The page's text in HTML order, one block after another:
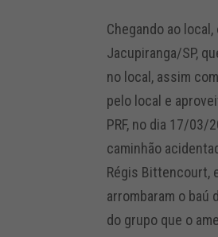
Chegando ao
Jacupiranga/SP,
no local, assim
pelo local e
PRF, no dia 17/03/
caminhão
Régis Bittencourt,
arrombaram o baú
do grupo que o